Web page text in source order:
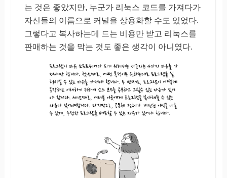
는 것은 좋았지만, 누군가 리눅스 코드를 가져다가
자신들의 이름으로 커널을 상용화할 수도 있었다.
그렇다고 복사하는데 드는 비용만 받고 리눅스를
판매하는 것을 막는 것도 좋은 생각이 아니였다.